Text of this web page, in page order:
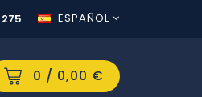
275 ESPAÑOL
0 / 0,00 €